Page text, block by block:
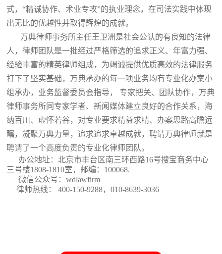
式，“精诚协作、术业专攻”的执业理念，在司法实践中体现
出无比的优越性并取得辉煌的成就。
万典律师事务所主任王卫洲是社会公认的有良知的法律
人，律师团队是一批经过严格筛选的追求正义、年富力强、
经验丰富的精英律师组成，为竭诚提供优质高效的法律服务
打下了坚实基础，万典承办的每一项业务均有专业化办案小
组承办，业务监督委员会指导， 专家把关、团队协作，万典
律师事务所同专家学者、新闻媒体建立良好的合作关系，海
纳百川、虚怀若谷，对专业要求精益求精、办案思路高瞻远
瞩，凝聚万典力量，追求追求卓越成就，聘请万典律师就是
聘请了一个高度负责的专业化律师团队。
办公地址：北京市丰台区南三环西路16号搜宝商务中心
三号楼1808-1810室 ，邮编：100068.
微信公众号：wdlawfirm
律师热线： 400-150-9288，010-8639-3036